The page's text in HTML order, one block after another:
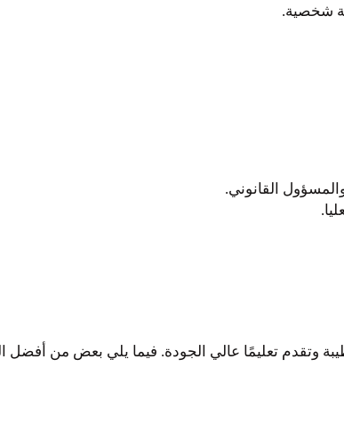
شخصية.
القانوني.
وتقدم تعليمًا عالي الجودة. فيما يلي بعض من أفضل